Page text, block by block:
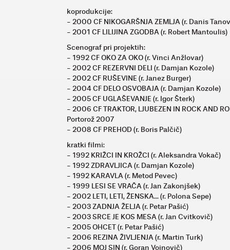
koprodukcije:
- 2000 CF NIKOGARŠNJA ZEMLJA (r. Danis
- 2001 CF LILIJINA ZGODBA (r. Robert Mantoulis)
Scenograf pri projektih:
- 1992 CF OKO ZA OKO (r. Vinci Anžlovar)
- 2002 CF REZERVNI DELI (r. Damjan Kozole)
- 2002 CF RUŠEVINE (r. Janez Burger)
- 2004 CF DELO OSVOBAJA (r. Damjan Kozole)
- 2005 CF UGLAŠEVANJE (r. Igor Šterk)
- 2006 CF TRAKTOR, LJUBEZEN IN ROCK AND
Portorož 2007
- 2008 CF PREHOD (r. Boris Palčič)
kratki filmi:
- 1992 KRIŽCI IN KROŽCI (r. Aleksandra Vokač)
- 1992 ZDRAVLJICA (r. Damjan Kozole)
- 1992 KARAVLA (r. Metod Pevec)
- 1999 LESI SE VRAČA (r. Jan Zakonjšek)
- 2002 LETI, LETI, ŽENSKA... (r. Polona Sepe)
- 2003 ZADNJA ŽELJA (r. Petar Pašić)
- 2003 SRCE JE KOS MESA (r. Jan Cvitkovič)
- 2005 OHCET (r. Petar Pašić)
- 2006 REZINA ŽIVLJENJA (r. Martin Turk)
- 2006 MOJ SIN (r. Goran Vojnovič)